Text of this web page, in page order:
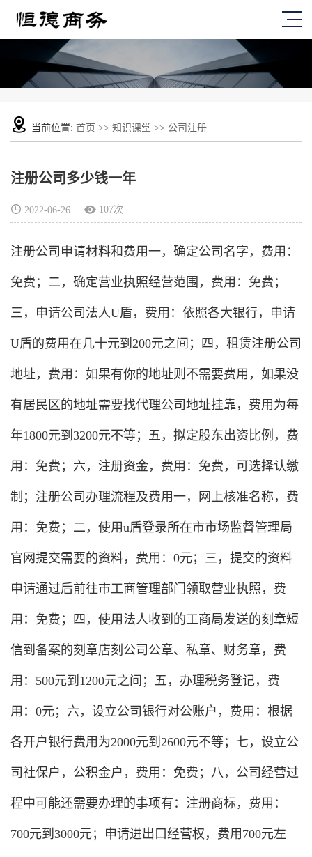
当前位置: 首页 >> 知识课堂 >> 公司注册
注册公司多少钱一年
2022-06-26 107次
注册公司申请材料和费用一，确定公司名字，费用：
免费；二，确定营业执照经营范围，费用：免费；
三，申请公司法人U盾，费用：依照各大银行，申请
U盾的费用在几十元到200元之间；四，租赁注册公司
地址，费用：如果有你的地址则不需要费用，如果没
有居民区的地址需要找代理公司地址挂靠，费用为每
年1800元到3200元不等；五，拟定股东出资比例，费
用：免费；六，注册资金，费用：免费，可选择认缴
制；注册公司办理流程及费用一，网上核准名称，费
用：免费；二，使用u盾登录所在市市场监督管理局
官网提交需要的资料，费用：0元；三，提交的资料
申请通过后前往市工商管理部门领取营业执照，费
用：免费；四，使用法人收到的工商局发送的刻章短
信到备案的刻章店刻公司公章、私章、财务章，费
用：500元到1200元之间；五，办理税务登记，费
用：0元；六，设立公司银行对公账户，费用：根据
各开户银行费用为2000元到2600元不等；七，设立公
司社保户，公积金户，费用：免费；八，公司经营过
程中可能还需要办理的事项有：注册商标，费用：
700元到3000元；申请进出口经营权，费用700元左